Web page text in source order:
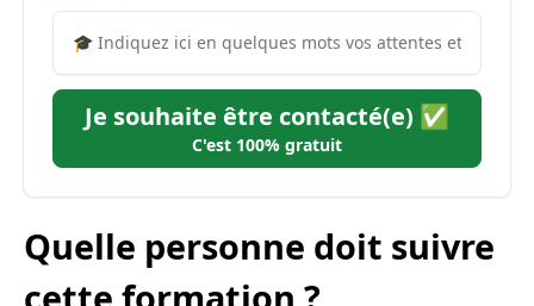
Je souhaite être contacté(e) ✅
C'est 100% gratuit
Quelle personne doit suivre